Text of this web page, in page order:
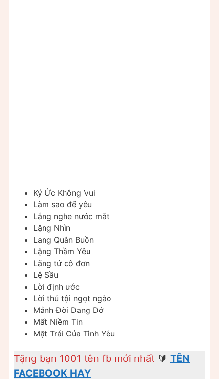
Ký Ức Không Vui
Làm sao để yêu
Lắng nghe nước mắt
Lặng Nhìn
Lang Quân Buồn
Lặng Thầm Yêu
Lãng tử cô đơn
Lệ Sầu
Lời định ước
Lời thú tội ngọt ngào
Mảnh Đời Dang Dở
Mất Niềm Tin
Mặt Trái Của Tình Yêu
Tặng bạn 1001 tên fb mới nhất 🔰 TÊN
FACEBOOK HAY